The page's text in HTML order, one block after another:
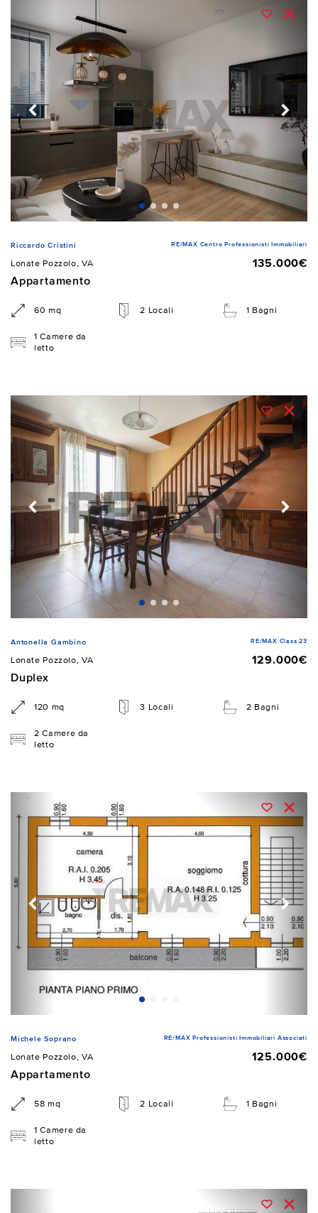
Riccardo Cristini RE/MAX Centro Professionisti Immobiliari
Lonate Pozzolo, VA
135.000€
Appartamento
60 mq 2 Locali 1 Bagni
1 Camere da
letto
Antonella Gambino RE/MAX Class 23
Lonate Pozzolo, VA
129.000€
Duplex
120 mq 3 Locali 2 Bagni
2 Camere da
letto
Michele Soprano RE/MAX Professionisti Immobiliari Associati
Lonate Pozzolo, VA
125.000€
Appartamento
58 mq 2 Locali 1 Bagni
1 Camere da
letto